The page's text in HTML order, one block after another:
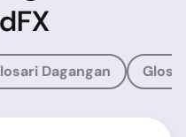
Dagangan